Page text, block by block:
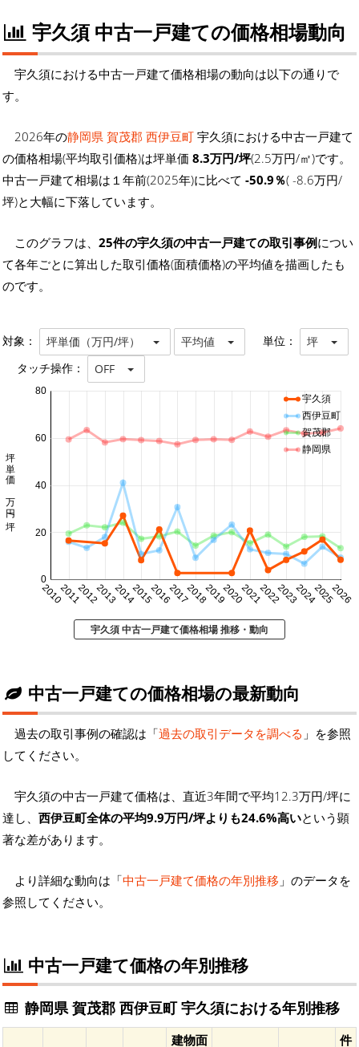
宇久須 中古一戸建ての価格相場動向
宇久須における中古一戸建て価格相場の動向は以下の通りで
す。
2026年の静岡県 賀茂郡 西伊豆町 宇久須における中古一戸建て
の価格相場(平均取引価格)は坪単価 8.3万円/坪(2.5万円/㎡)です。
中古一戸建て相場は１年前(2025年)に比べて -50.9％( -8.6万円/
坪)と大幅に下落しています。
このグラフは、 25件の宇久須の中古一戸建ての取引事例につい
て各年ごとに算出した取引価格(面積価格)の平均値を描画したも
のです。
対象： 坪単価（万円/坪） 平均値 単位： 坪
タッチ操作： OFF
20102011201220132014201520162017201820192020202120222023202420252026
0
20
40
60
80
坪単価 万円/坪
宇久須
西伊豆町
賀茂郡
静岡県
宇久須 中古一戸建て価格相場 推移・動向
中古一戸建ての価格相場の最新動向
過去の取引事例の確認は「過去の取引データを調べる 」を参照
してください。
宇久須の中古一戸建て価格は、直近3年間で平均12.3万円/坪に
達し、 西伊豆町全体の平均9.9万円/坪よりも24.6%高いという顕
著な差があります。
より詳細な動向は「中古一戸建て価格の年別推移 」のデータを
参照してください。
中古一戸建て価格の年別推移
静岡県 賀茂郡 西伊豆町 宇久須における年別推移
建物面 件